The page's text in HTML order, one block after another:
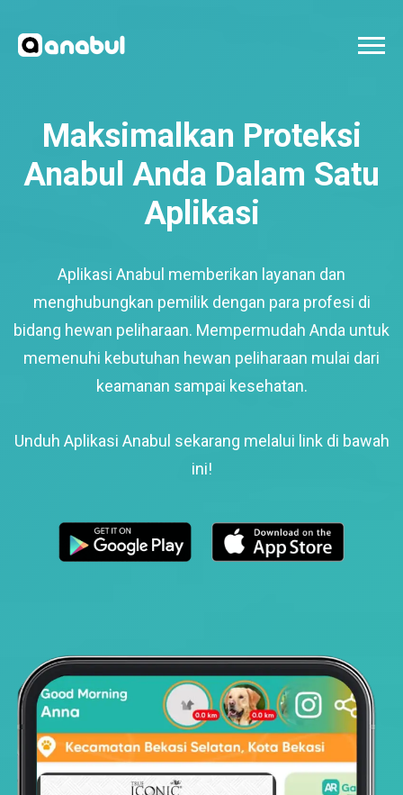
Maksimalkan Proteksi
Anabul Anda Dalam Satu
Aplikasi
Aplikasi Anabul memberikan layanan dan
menghubungkan pemilik dengan para profesi di
bidang hewan peliharaan. Mempermudah Anda untuk
memenuhi kebutuhan hewan peliharaan mulai dari
keamanan sampai kesehatan.
Unduh Aplikasi Anabul sekarang melalui link di bawah
ini!